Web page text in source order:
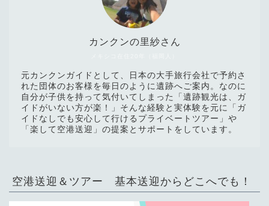
カンクンの里紗さん
元カンクンガイドとして、日本の大手旅行会社で予約さ
れた団体のお客様を毎日のように遺跡へご案内。なのに
自分が子供を持って気付いてしまった「遺跡観光は、ガ
イドがいない方が楽！」そんな経験と実体験を元に「ガ
イドなしでも安心して行けるプライベートツアー」や
「楽して空港送迎」の提案とサポートをしています。
空港送迎＆ツアー 基本送迎からどこへでも！